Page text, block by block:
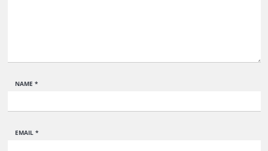
NAME *
EMAIL *